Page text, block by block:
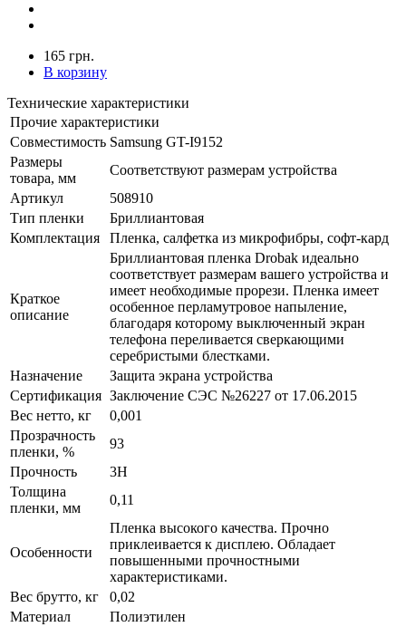
165 грн.
В корзину
Технические характеристики
Прочие характеристики
Совместимость Samsung GT-I9152
Размеры
товара, мм
Соответствуют размерам устройства
Артикул
508910
Тип пленки
Бриллиантовая
Комплектация
Пленка, салфетка из микрофибры, софт-кард
Краткое
описание
Бриллиантовая пленка Drobak идеально
соответствует размерам вашего устройства и
имеет необходимые прорези. Пленка имеет
особенное перламутровое напыление,
благодаря которому выключенный экран
телефона переливается сверкающими
серебристыми блестками.
Назначение
Защита экрана устройства
Сертификация Заключение СЭС №26227 от 17.06.2015
Вес нетто, кг
0,001
Прозрачность
пленки, %
93
Прочность
3H
Толщина
пленки, мм
0,11
Особенности
Пленка высокого качества. Прочно
приклеивается к дисплею. Обладает
повышенными прочностными
характеристиками.
Вес брутто, кг
0,02
Материал
Полиэтилен